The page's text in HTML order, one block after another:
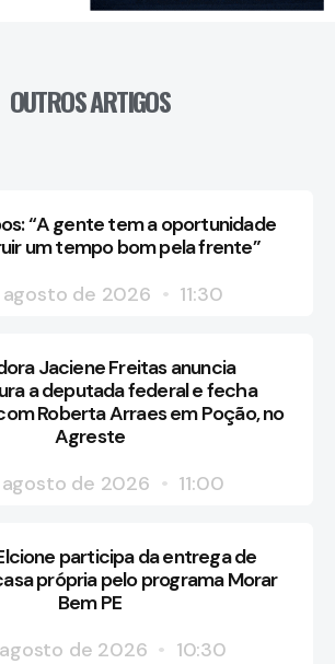
OUTROS ARTIGOS
“A gente tem a oportunidade
um tempo bom pela frente”
de 2026
11:30
Jaciene Freitas anuncia
a deputada federal e fecha
Roberta Arraes em Poção, no
Agreste
de 2026
11:00
participa da entrega de
própria pelo programa Morar
Bem PE
de 2026
10:30